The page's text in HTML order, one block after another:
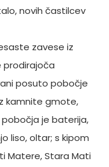
novih častilcev
zavese iz
prodirajoča
posuto pobočje
kamnite gmote,
pobočja je baterija,
liso, oltar; s kipom
Matere, Stara Mati